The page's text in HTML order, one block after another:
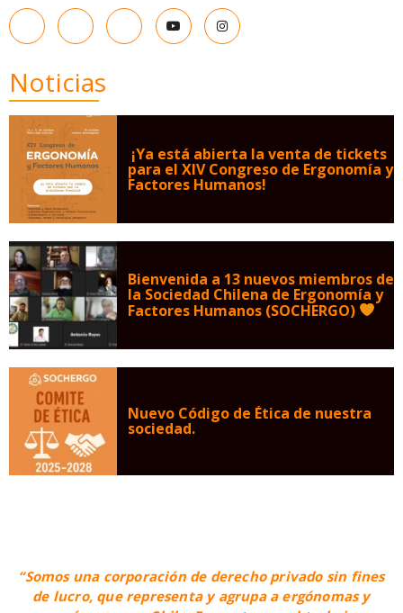
Noticias
¡Ya está abierta la venta de tickets
para el XIV Congreso de Ergonomía y
Factores Humanos!
Bienvenida a 13 nuevos miembros de
la Sociedad Chilena de Ergonomía y
Factores Humanos (SOCHERGO)
Nuevo Código de Ética de nuestra
sociedad.
“Somos una corporación de derecho privado sin fines
de lucro, que representa y agrupa a ergónomas y